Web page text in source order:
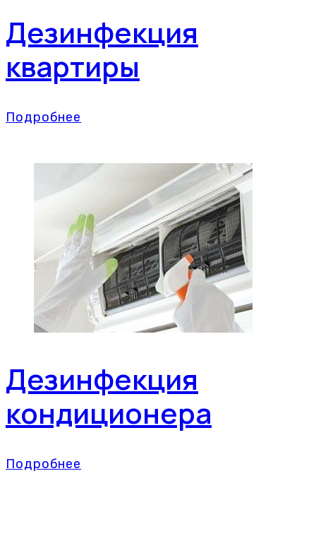
Дезинфекция
квартиры
Подробнее
Дезинфекция
кондиционера
Подробнее